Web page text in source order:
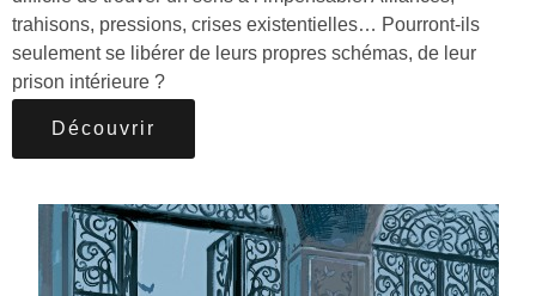
trahisons, pressions, crises existentielles… Pourront-ils
seulement se libérer de leurs propres schémas, de leur
prison intérieure ?
Découvrir